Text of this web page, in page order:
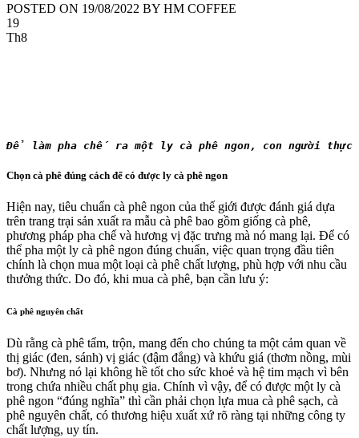
POSTED ON 19/08/2022 BY HM COFFEE
19
Th8
Để làm pha chế ra một ly cà phê ngon, con người
Chọn cà phê đúng cách để có được ly cà phê ngon
Hiện nay, tiêu chuẩn cà phê ngon của thế giới được đánh giá dựa
trên trang trại sản xuất ra mẫu cà phê bao gồm giống cà phê,
phương pháp pha chế và hương vị đặc trưng mà nó mang lại. Để có
thể pha một ly cà phê ngon đúng chuẩn, việc quan trọng đầu tiên
chính là chọn mua một loại cà phê chất lượng, phù hợp với nhu cầu
thưởng thức. Do đó, khi mua cà phê, bạn cần lưu ý:
Cà phê nguyên chất
Dù rằng cà phê tẩm, trộn, mang đến cho chúng ta một cảm quan về
thị giác (đen, sánh) vị giác (đậm đắng) và khứu giá (thơm nồng, mùi
bơ). Nhưng nó lại không hề tốt cho sức khoẻ và hệ tim mạch vì bên
trong chứa nhiều chất phụ gia. Chính vì vậy, để có được một ly cà
phê ngon “đúng nghĩa” thì cần phải chọn lựa mua cà phê sạch, cà
phê nguyên chất, có thương hiệu xuất xứ rõ ràng tại những công ty
chất lượng, uy tín.